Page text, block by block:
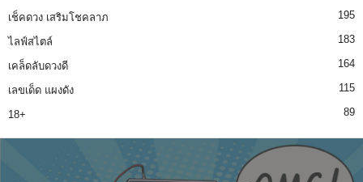
เช็คดวง เสริมโชคลาภ 195
ไลฟ์สไตล์ 183
เคล็ดลับดวงดี 164
เลขเด็ด แผงดัง 115
18+ 89